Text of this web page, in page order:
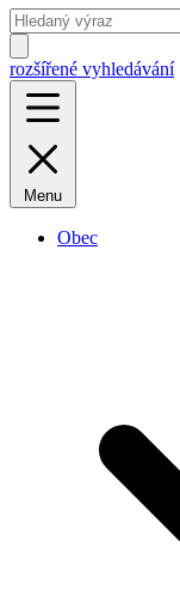
rozšířené vyhledávání
Menu
Obec